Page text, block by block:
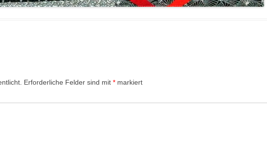
Erforderliche Felder sind mit * markiert